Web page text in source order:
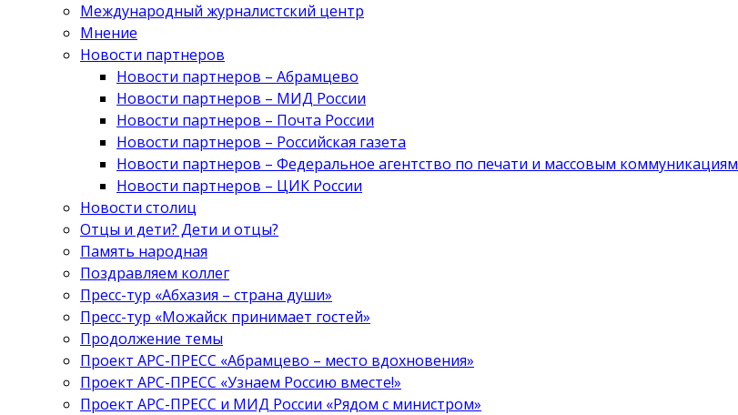
Международный журналистский центр
Мнение
Новости партнеров
Новости партнеров – Абрамцево
Новости партнеров – МИД России
Новости партнеров – Почта России
Новости партнеров – Российская газета
Новости партнеров – Федеральное агентство по печати и массовым коммуникациям
Новости партнеров – ЦИК России
Новости столиц
Отцы и дети? Дети и отцы?
Память народная
Поздравляем коллег
Пресс-тур «Абхазия – страна души»
Пресс-тур «Можайск принимает гостей»
Продолжение темы
Проект АРС-ПРЕСС «Абрамцево – место вдохновения»
Проект АРС-ПРЕСС «Узнаем Россию вместе!»
Проект АРС-ПРЕСС и МИД России «Рядом с министром»